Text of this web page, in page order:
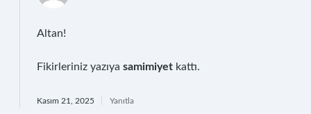
Altan!
Fikirleriniz yazıya samimiyet kattı.
Kasım 21, 2025 Yanıtla